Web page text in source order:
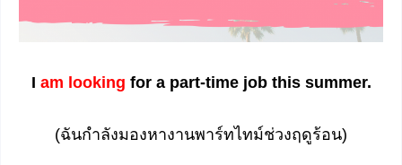
I am looking for a part-time job this summer.
(ฉันกำลังมองหางานพาร์ทไทม์ช่วงฤดูร้อน)